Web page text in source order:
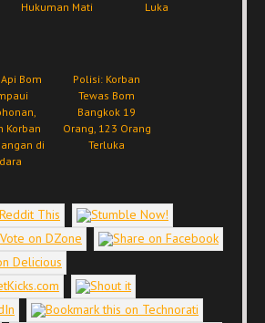
Hukuman Mati
Luka
Bom
Korban
di
Polisi: Korban
Tewas Bom
Bangkok 19
Orang, 123 Orang
Terluka